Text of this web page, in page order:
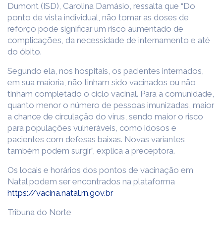
Dumont (ISD), Carolina Damásio, ressalta que “Do
ponto de vista individual, não tomar as doses de
reforço pode significar um risco aumentado de
complicações, da necessidade de internamento e até
do óbito.
Segundo ela, nos hospitais, os pacientes internados,
em sua maioria, não tinham sido vacinados ou não
tinham completado o ciclo vacinal. Para a comunidade,
quanto menor o número de pessoas imunizadas, maior
a chance de circulação do vírus, sendo maior o risco
para populações vulneráveis, como idosos e
pacientes com defesas baixas. Novas variantes
também podem surgir”, explica a preceptora.
Os locais e horários dos pontos de vacinação em
Natal podem ser encontrados na plataforma
https://vacina.natal.rn.gov.br
Tribuna do Norte